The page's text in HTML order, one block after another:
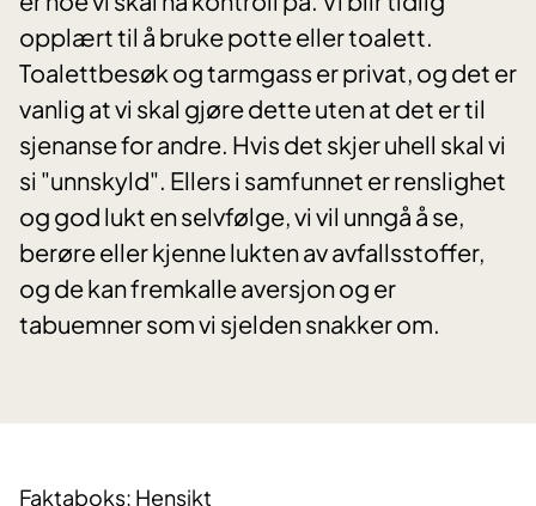
opplært til å bruke potte eller toalett.
Toalettbesøk og tarmgass er privat, og det er
vanlig at vi skal gjøre dette uten at det er til
sjenanse for andre. Hvis det skjer uhell skal vi
si "unnskyld". Ellers i samfunnet er renslighet
og god lukt en selvfølge, vi vil unngå å se,
berøre eller kjenne lukten av avfallsstoffer,
og de kan fremkalle aversjon og er
tabuemner som vi sjelden snakker om.
Faktaboks: Hensikt